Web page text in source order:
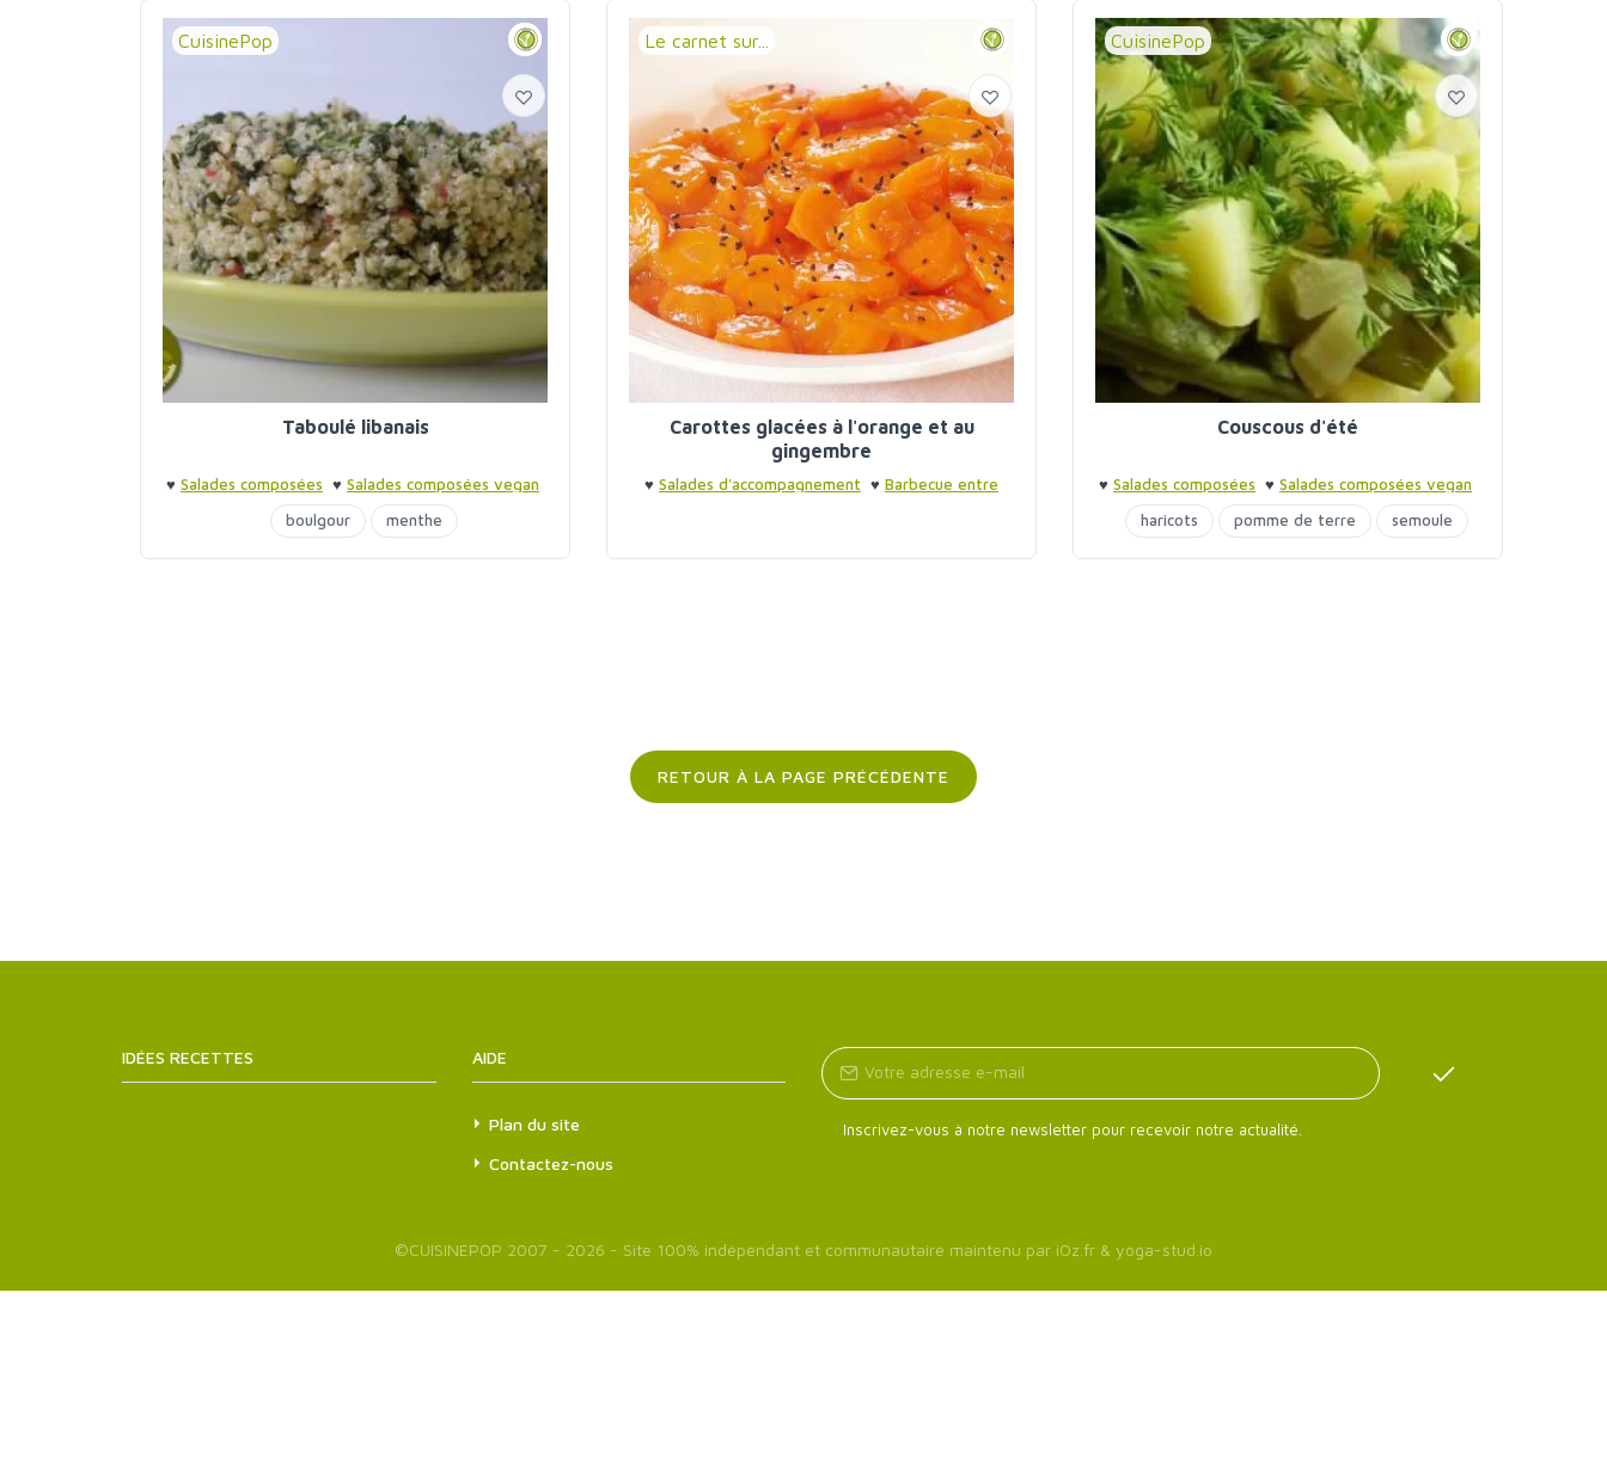
CuisinePop
Taboulé libanais
♥ Salades composées ♥ Salades composées vegan
Barbecue entre amis ♥ Barbecue entre amis
boulgour menthe
Le carnet sur...
Carottes glacées à l'orange et au
gingembre
♥ Salades d'accompagnement ♥ Barbecue entre
CuisinePop
Couscous d'été
♥ Salades composées ♥ Salades composées vegan
♥Barbecue entre amis ♥ Barbecue entre amis
haricots pomme de terre semoule
RETOUR À LA PAGE PRÉCÉDENTE
IDÉES RECETTES AIDE
Plan du site
Contactez-nous
Inscrivez-vous à notre newsletter pour recevoir notre actualité.
©CUISINEPOP 2007 - 2026 - Site 100% indépendant et communautaire maintenu par iOz.fr & yoga-stud.io